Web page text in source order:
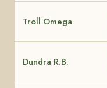
Troll Omega
Dundra R.B.